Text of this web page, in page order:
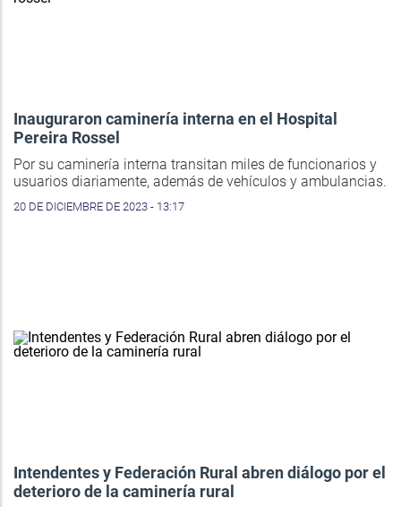
Inauguraron caminería interna en el Hospital
Pereira Rossel
Por su caminería interna transitan miles de funcionarios y
usuarios diariamente, además de vehículos y ambulancias.
20 DE DICIEMBRE DE 2023 - 13:17
Intendentes y Federación Rural abren diálogo por el
deterioro de la caminería rural